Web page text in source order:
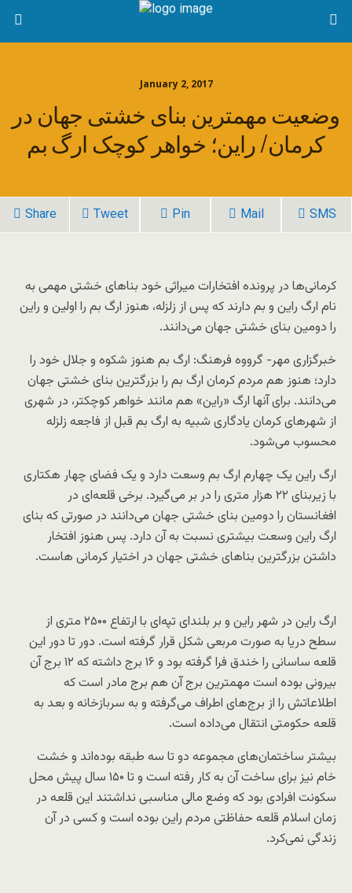
January 2, 2017
وضعیت مهمترین بنای خشتی جهان در
کرمان/ راین؛ خواهر کوچک ارگ بم
Share Tweet Pin Mail SMS
کرمانی‌ها در پرونده افتخارات میراثی خود بناهای خشتی مهمی به
نام ارگ‌ راین و بم دارند که پس از زلزله، هنوز ارگ بم را اولین و راین
را دومین بنای خشتی جهان می‌دانند.
خبرگزاری مهر- گرووه فرهنگ: ارگ بم هنوز شکوه و جلال خود را
دارد؛ هنوز هم مردم کرمان ارگ بم را بزرگترین بنای خشتی جهان
می‌دانند. برای آنها ارگ «راین» هم مانند خواهر کوچکتر، در شهری
از شهرهای کرمان یادگاری شبیه به ارگ بم قبل از فاجعه زلزله
محسوب می‌شود.
ارگ راین یک چهارم ارگ بم وسعت دارد و یک فضای چهار هکتاری
با زیربنای ۲۲ هزار متری را در بر می‌گیرد. برخی قلعه‌ای در
افغانستان را دومین بنای خشتی جهان می‌دانند در صورتی که بنای
ارگ راین وسعت بیشتری نسبت به آن دارد. پس هنوز افتخار
داشتن بزرگترین بناهای خشتی جهان در اختیار کرمانی هاست.
ارگ راین در شهر راین و بر بلندای تپه‌ای با ارتفاع ۲۵۰۰ متری از
سطح دریا به صورت مربعی شکل قرار گرفته است. دور تا دور این
قلعه ساسانی را خندق فرا گرفته بود و ۱۶ برج داشته که ۱۲ برج آن
بیرونی بوده است مهمترین برج آن هم برج مادر است که
اطلاعاتش را از برج‌های اطراف می‌گرفته و به سربازخانه و بعد به
قلعه حکومتی انتقال می‌داده است.
بیشتر ساختمان‌های مجموعه دو تا سه طبقه بوده‌اند و خشت
خام نیز برای ساخت آن به کار رفته است و تا ۱۵۰ سال پیش محل
سکونت افرادی بود که وضع مالی مناسبی نداشتند این قلعه در
زمان اسلام قلعه حفاظتی مردم راین بوده است و کسی در آن
زندگی نمی‌کرد.